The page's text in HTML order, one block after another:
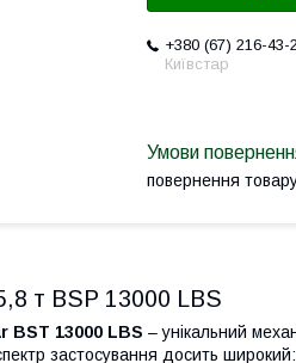
+380 (67) 216-43-
Київстар
повернення
т BSP 13000 LBS
BST 13000 LBS – унікальний
застосування досить